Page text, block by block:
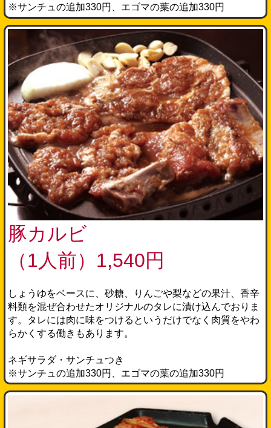
※サンチュの追加330円、エゴマの葉の追加330円
豚カルビ
（1人前）1,540円
しょうゆをベースに、砂糖、りんごや梨などの果汁、香辛
料類を混ぜ合わせたオリジナルのタレに漬け込んでおりま
す。タレには肉に味をつけるというだけでなく肉質をやわ
らかくする働きもあります。
ネギサラダ・サンチュつき
※サンチュの追加330円、エゴマの葉の追加330円